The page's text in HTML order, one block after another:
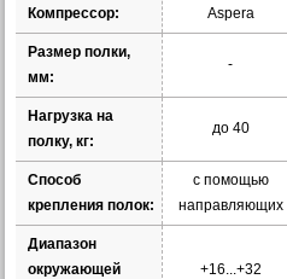
Компрессор: Aspera
Размер полки,
мм:
-
Нагрузка на
полку, кг:
до 40
Способ
крепления полок:
с помощью
направляющих
Диапазон
окружающей
+16...+32